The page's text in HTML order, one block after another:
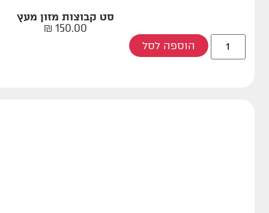
סט קבוצות מזון מעץ
150.00
₪
הוספה לסל